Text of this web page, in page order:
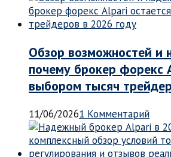
Обзор возможностей и
почему брокер форекс
выбором тысяч
11/06/20261 Комментарий